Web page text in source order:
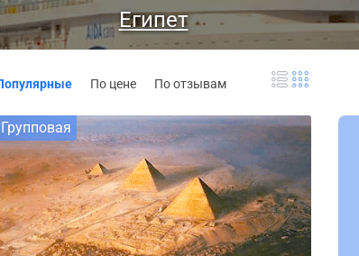
Египет
По цене По отзывам
Групповая